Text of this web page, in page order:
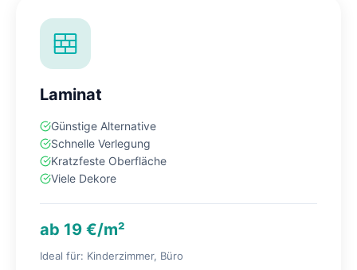
Laminat
Günstige Alternative
Schnelle Verlegung
Kratzfeste Oberfläche
Viele Dekore
ab 19 €/m²
Ideal für: Kinderzimmer, Büro